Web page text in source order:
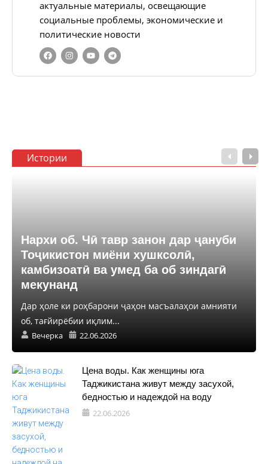
актуальные материалы, освещающие
социальные проблемы, экономические и
политические новости
Истории
Нархи об. Чӣ тавр занон дар ҷануби
Тоҷикистон миёни хушксолӣ,
камбизоатӣ ва умед ба об зиндагӣ
мекунанд
Дар ҳоле ки роҳбарони ҷаҳон масъалаҳои амнияти
об, тағйирёбии иқлим...
Вечерка 22.06.2026
Цена воды. Как женщины юга
Таджикистана живут между засухой,
бедностью и надеждой на воду
22.06.2026